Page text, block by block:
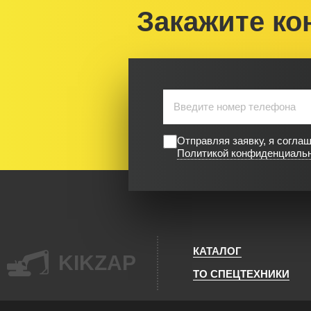
Закажите
Отправляя заявку, я
Политикой
KIKZAP
КАТАЛОГ
ТО СПЕЦТЕХНИКИ